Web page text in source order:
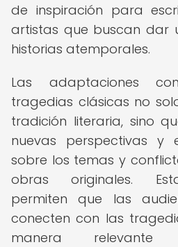
de inspiración para
artistas que buscan dar
historias atemporales.
Las adaptaciones
tragedias clásicas no
tradición literaria, sino
nuevas perspectivas y
sobre los temas y
obras originales.
permiten que las
conecten con las
manera relevante